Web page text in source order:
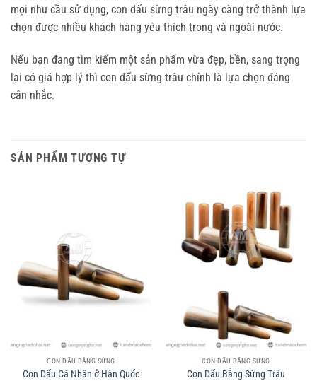
mọi nhu cầu sử dụng, con dấu sừng trâu ngày càng trở thành lựa
chọn được nhiều khách hàng yêu thích trong và ngoài nước.
Nếu bạn đang tìm kiếm một sản phẩm vừa đẹp, bền, sang trọng
lại có giá hợp lý thì con dấu sừng trâu chính là lựa chọn đáng
cân nhắc.
SẢN PHẨM TƯƠNG TỰ
CON DẤU BẰNG SỪNG
Con Dấu Cá Nhân ở Hàn Quốc
CON DẤU BẰNG SỪNG
Con Dấu Bằng Sừng Trâu